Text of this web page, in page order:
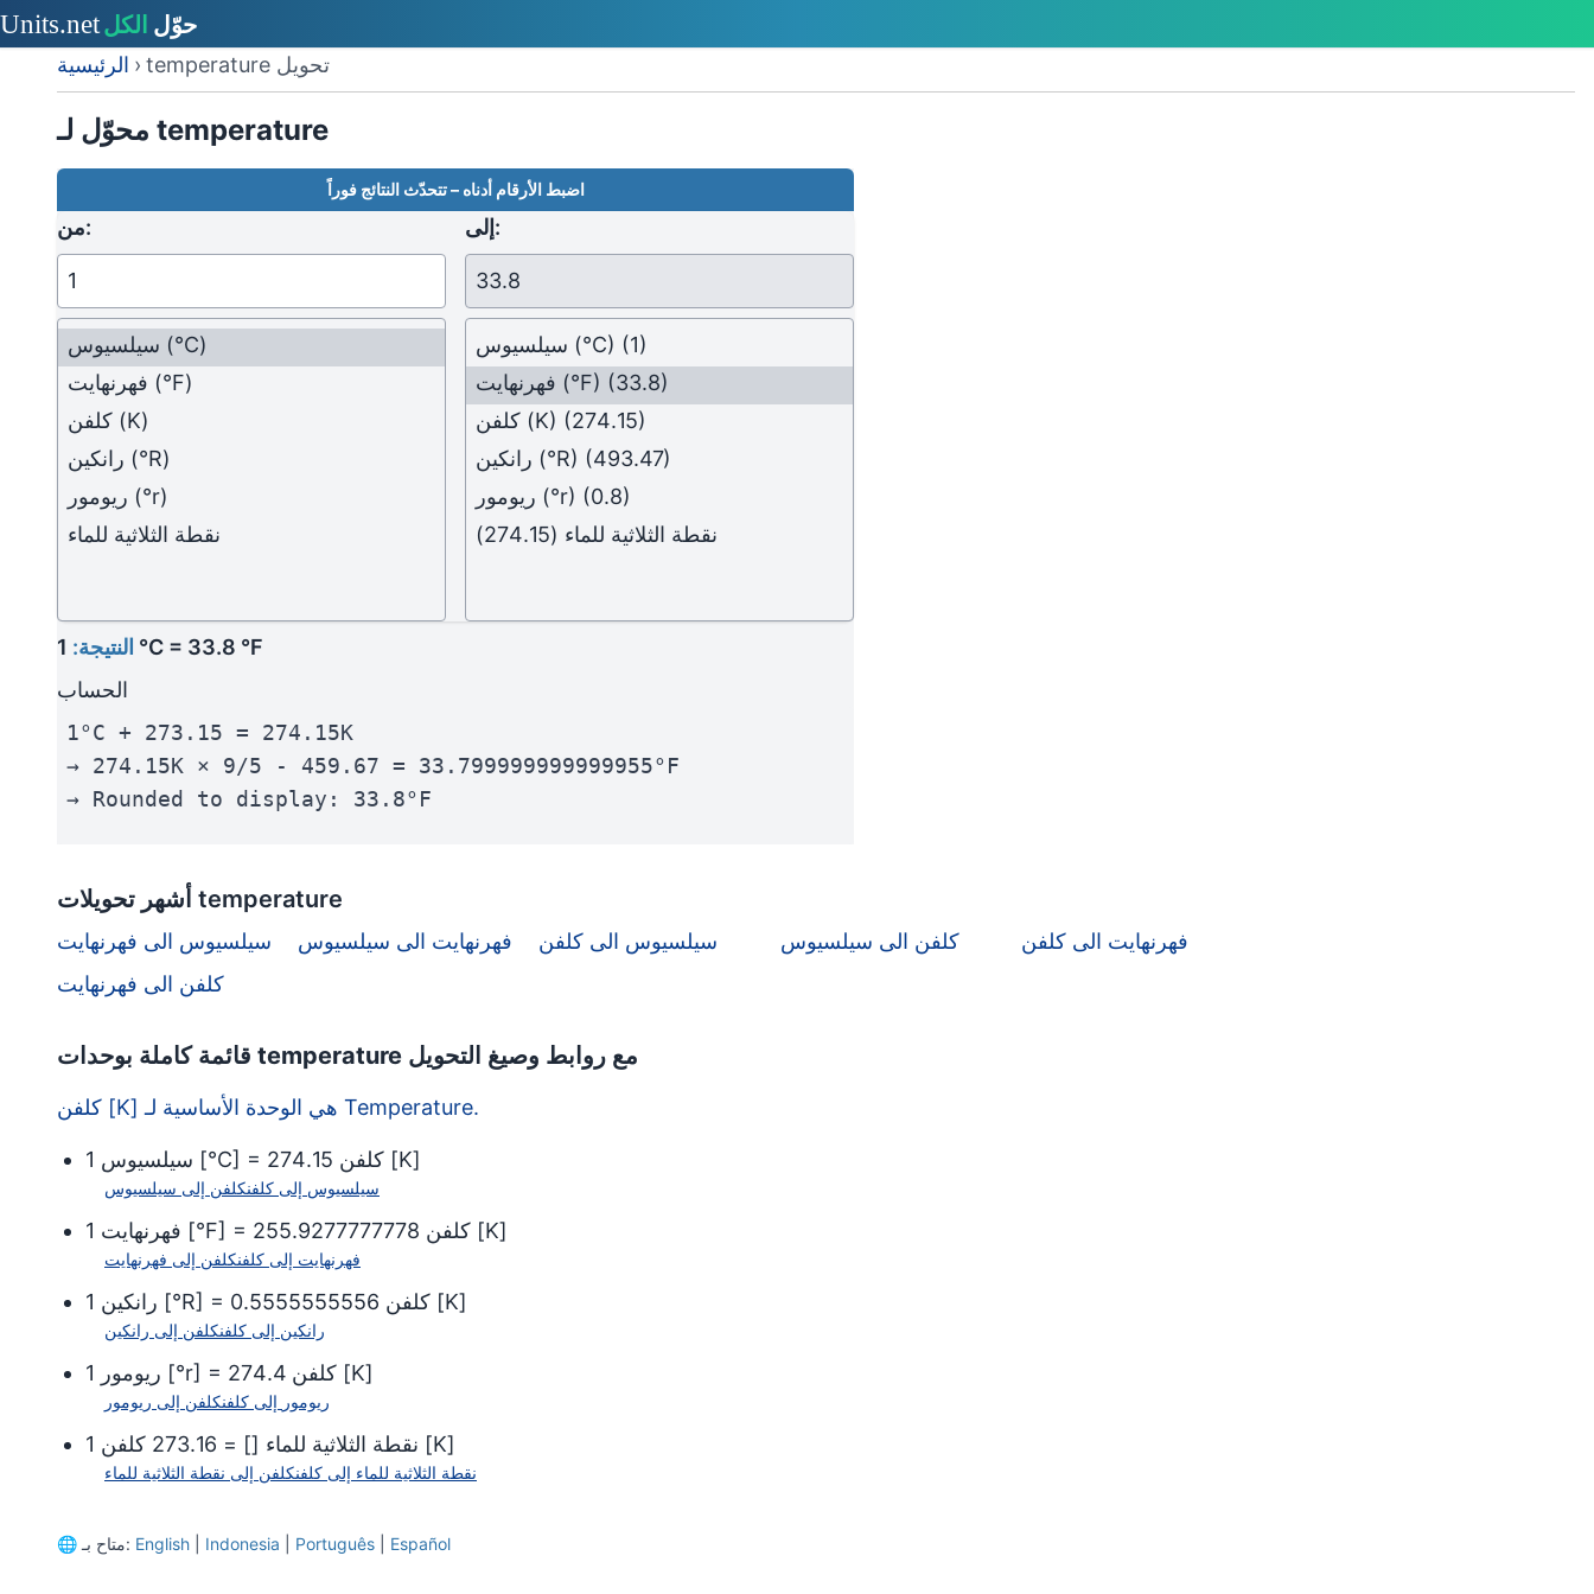
الرئيسية › temperature تحويل
محوّل لـ temperature
اضبط الأرقام أدناه – تتحدّث النتائج فوراً
من:
سيلسيوس (°C)
فهرنهايت (°F)
كلفن (K)
رانكين (°R)
ريومور (°r)
نقطة الثلاثية للماء
إلى:
سيلسيوس (°C) (1)
فهرنهايت (°F) (33.8)
كلفن (K) (274.15)
رانكين (°R) (493.47)
ريومور (°r) (0.8)
نقطة الثلاثية للماء (274.15)
النتيجة: 1 °C = 33.8 °F
الحساب
1°C + 273.15 = 274.15K
→ 274.15K × 9/5 - 459.67 = 33.799999999999955°F
→ Rounded to display: 33.8°F
أشهر تحويلات temperature
سيلسيوس الى فهرنهايت فهرنهايت الى سيلسيوس سيلسيوس الى كلفن كلفن الى سيلسيوس
فهرنهايت الى كلفن
كلفن الى فهرنهايت
قائمة كاملة بوحدات temperature مع روابط وصيغ التحويل
كلفن [K] هي الوحدة الأساسية لـ Temperature.
1 سيلسيوس [°C] = 274.15 كلفن [K]
سيلسيوس إلى كلفنكلفن إلى سيلسيوس
1 فهرنهايت [°F] = 255.9277777778 كلفن [K]
فهرنهايت إلى كلفنكلفن إلى فهرنهايت
1 رانكين [°R] = 0.5555555556 كلفن [K]
رانكين إلى كلفنكلفن إلى رانكين
1 ريومور [°r] = 274.4 كلفن [K]
ريومور إلى كلفنكلفن إلى ريومور
1 نقطة الثلاثية للماء [
] =
273.16 كلفن [K]
نقطة الثلاثية للماء إلى كلفنكلفن إلى نقطة الثلاثية للماء
🌐 متاح بـ: English Indonesia Português Español